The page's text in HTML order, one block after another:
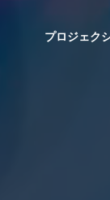
プロジェク